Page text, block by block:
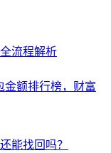
流程解析
金额排行榜，财富
能找回吗？